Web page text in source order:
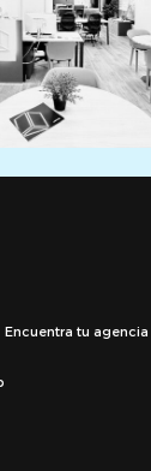
Encuentra tu agencia